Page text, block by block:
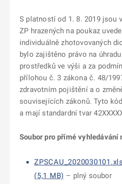
S platností od 1. 8. 2019 jsou
ZP hrazených na poukaz
individuálně zhotovovaných
bylo zajištěno právo na
prostředků ve výši a za
přílohou č. 3 zákona č. 48/
zdravotním pojištění a o
souvisejících zákonů. Tyto
a mají standardní tvar
Soubor pro přímé vyhledávání
(5,1 MB) – plný soubor